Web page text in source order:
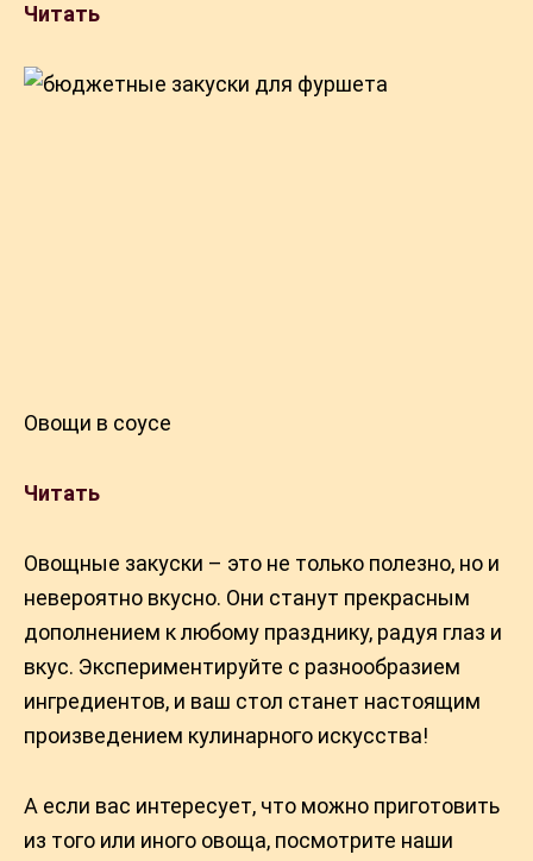
Читать
Овощи в соусе
Читать
Овощные закуски – это не только полезно, но и
невероятно вкусно. Они станут прекрасным
дополнением к любому празднику, радуя глаз и
вкус. Экспериментируйте с разнообразием
ингредиентов, и ваш стол станет настоящим
произведением кулинарного искусства!
А если вас интересует, что можно приготовить
из того или иного овоща, посмотрите наши